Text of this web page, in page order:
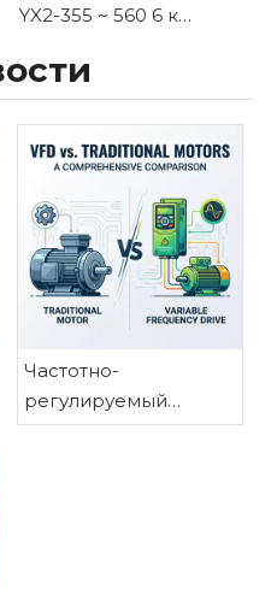
YX2-355 ~ 560 6 кВ и YX2-450 ~ 560 10 кВ серия компактных высоковольтных и высокоэффективных трехфазных асинхронных двигателей
Частотно-
регулируемый
привод и